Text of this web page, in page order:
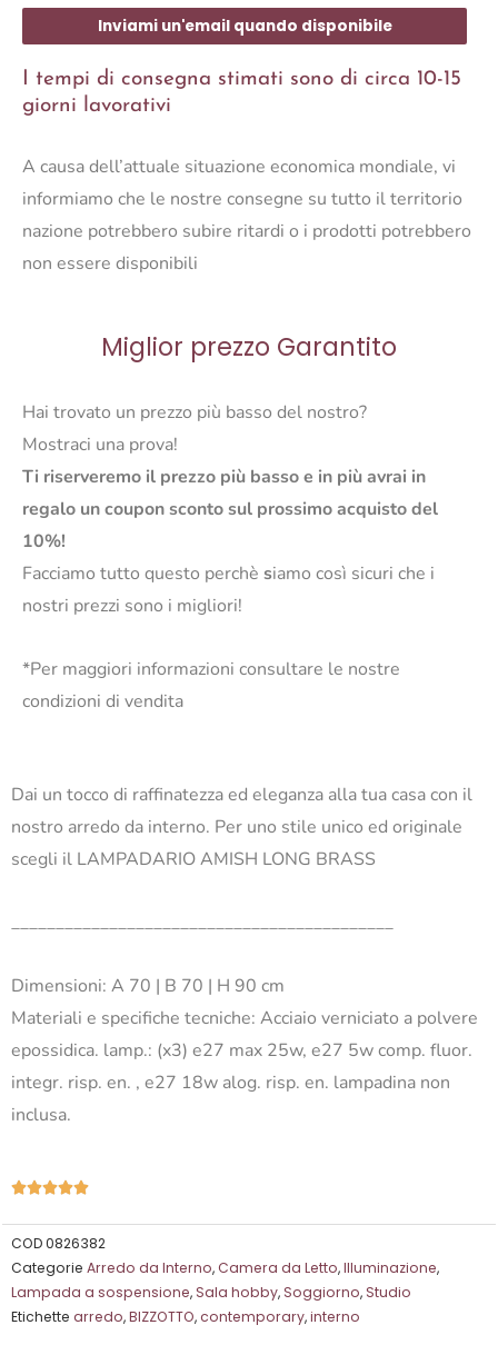
Inviami un'email quando disponibile
I tempi di consegna stimati sono di circa 10-15
giorni lavorativi
A causa dell’attuale situazione economica mondiale, vi
informiamo che le nostre consegne su tutto il territorio
nazione potrebbero subire ritardi o i prodotti potrebbero
non essere disponibili
Miglior prezzo Garantito
Hai trovato un prezzo più basso del nostro?
Mostraci una prova!
Ti riserveremo il prezzo più basso e in più avrai in
regalo un coupon sconto sul prossimo acquisto del
10%!
Facciamo tutto questo perchè siamo così sicuri che i
nostri prezzi sono i migliori!
*Per maggiori informazioni consultare le nostre
condizioni di vendita
Dai un tocco di raffinatezza ed eleganza alla tua casa con il
nostro arredo da interno. Per uno stile unico ed originale
scegli il LAMPADARIO AMISH LONG BRASS
___________________________________________
Dimensioni: A 70 | B 70 | H 90 cm
Materiali e specifiche tecniche: Acciaio verniciato a polvere
epossidica. lamp.: (x3) e27 max 25w, e27 5w comp. fluor.
integr. risp. en. , e27 18w alog. risp. en. lampadina non
inclusa.
Valutazione
su
5
COD0826382
Categorie Arredo da Interno,Camera da Letto,Illuminazione,
Lampada a sospensione,Sala hobby,Soggiorno,Studio
Etichette arredo,BIZZOTTO,contemporary,interno